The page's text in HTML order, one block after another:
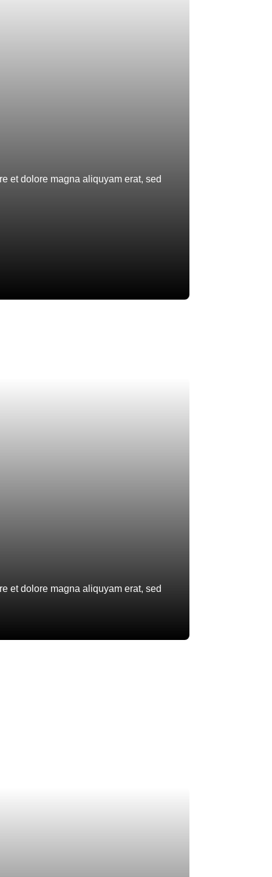
et dolore magna aliquyam erat, sed
et dolore magna aliquyam erat, sed